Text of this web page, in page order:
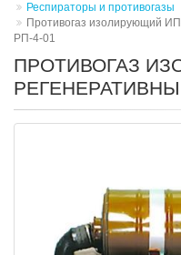
Респираторы и противогазы
Противогаз изолирующий
РП-4-01
ПРОТИВОГАЗ